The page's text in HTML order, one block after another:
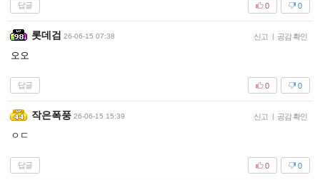
답글 0
0
롯데검 26-06-15 07:38 신고 | 공감 확인
오오
답글 0
0
작은폭풍 26-06-15 15:39 신고 | 공감 확인
ㅇㄷ
답글 0
0